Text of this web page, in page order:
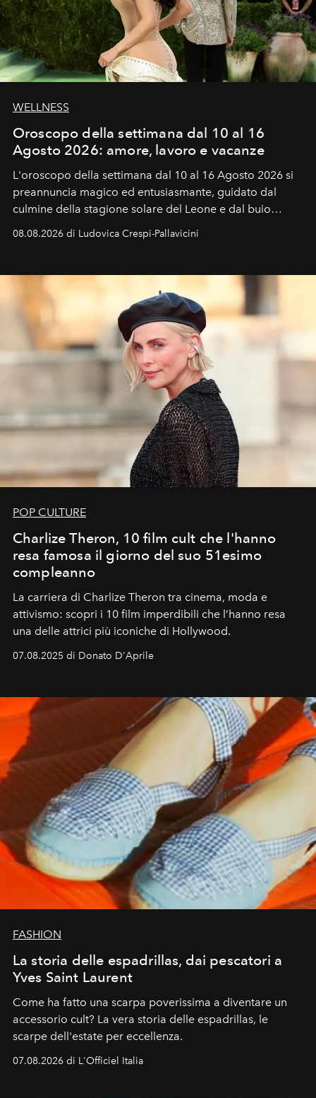
WELLNESS
Oroscopo della settimana dal 10 al 16
Agosto 2026: amore, lavoro e vacanze
L'oroscopo della settimana dal 10 al 16 Agosto 2026 si
preannuncia magico ed entusiasmante, guidato dal
culmine della stagione solare del Leone e dal buio
ideale per la notte delle Perseidi.
08.08.2026 di Ludovica Crespi-Pallavicini
POP CULTURE
Charlize Theron, 10 film cult che l'hanno
resa famosa il giorno del suo 51esimo
compleanno
La carriera di Charlize Theron tra cinema, moda e
attivismo: scopri i 10 film imperdibili che l’hanno resa
una delle attrici più iconiche di Hollywood.
07.08.2025 di Donato D'Aprile
FASHION
La storia delle espadrillas, dai pescatori a
Yves Saint Laurent
Come ha fatto una scarpa poverissima a diventare un
accessorio cult? La vera storia delle espadrillas, le
scarpe dell'estate per eccellenza.
07.08.2026 di L'Officiel Italia